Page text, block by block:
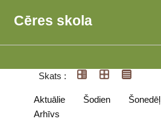
Cēres skola
Skats :
Aktuālie Šodien Šonedēļ
Arhīvs